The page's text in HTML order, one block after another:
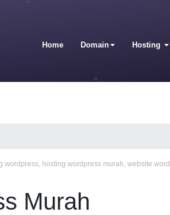
Home Domain Hosting
wordpress, hosting wordpress murah, website
Murah